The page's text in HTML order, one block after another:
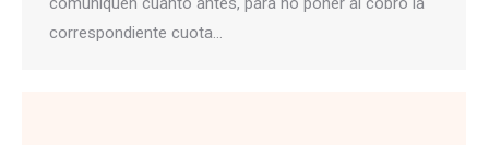
correspondiente cuota…